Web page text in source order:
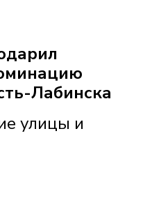
Лабинска
улицы и